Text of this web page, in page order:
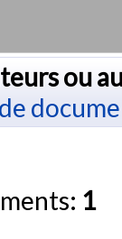
ou
1